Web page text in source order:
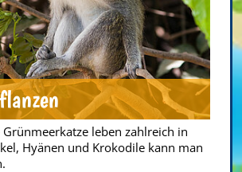
leben zahlreich in
Hyänen und Krokodile kann man